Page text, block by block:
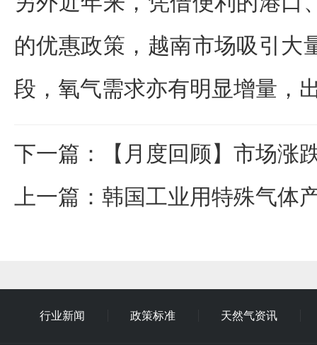
的优惠政策，越南市场吸引大
段，氧气需求亦有明显增量，
下一篇 ：
【月度回顾】市场涨
上一篇 ： 韩国工业用特殊气体
行业新闻 政策标准 天然气资讯